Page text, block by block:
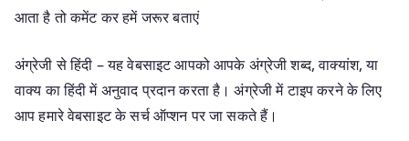
आता है तो कमेंट कर हमें जरूर बताएं
अंग्रेजी से हिंदी – यह वेबसाइट आपको आपके अंग्रेजी शब्द, वाक्यांश, या
वाक्य का हिंदी में अनुवाद प्रदान करता है। अंग्रेजी में टाइप करने के लिए
आप हमारे वेबसाइट के सर्च ऑप्शन पर जा सकते हैं।